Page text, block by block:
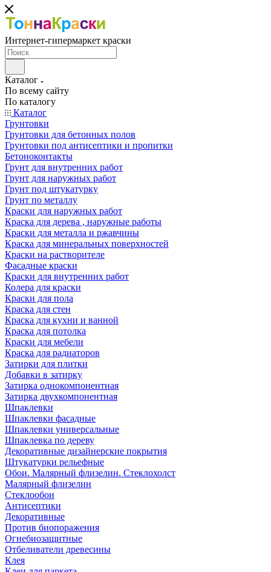
Интернет-гипермаркет краски
Каталог
По всему сайту
По каталогу
Каталог
Грунтовки
Грунтовки для бетонных полов
Грунтовки под антисептики и пропитки
Бетоноконтакты
Грунт для внутренних работ
Грунт для наружных работ
Грунт под штукатурку
Грунт по металлу
Краски для наружных работ
Краска для дерева , наружные работы
Краски для металла и ржавчины
Краска для минеральных поверхностей
Краски на растворителе
Фасадные краски
Краски для внутренних работ
Колера для краски
Краски для пола
Краска для стен
Краска для кухни и ванной
Краска для потолка
Краски для мебели
Краска для радиаторов
Затирки для плитки
Добавки в затирку
Затирка однокомпонентная
Затирка двухкомпонентная
Шпаклевки
Шпаклевки фасадные
Шпаклевки универсальные
Шпаклевка по дереву
Декоративные дизайнерские покрытия
Штукатурки рельефные
Обои. Малярный флизелин. Стеклохолст
Малярный флизелин
Стеклообои
Антисептики
Декоративные
Против биопоражения
Огнебиозащитные
Отбеливатели древесины
Клея